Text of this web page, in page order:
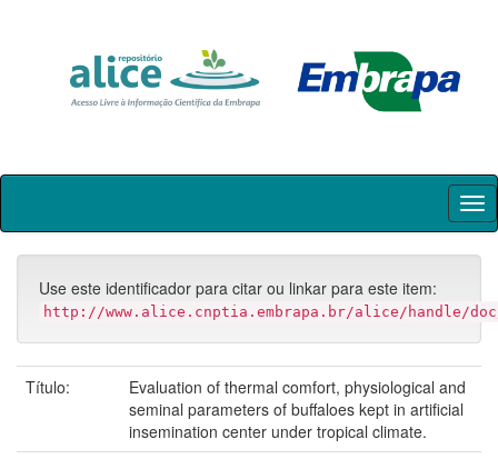
Skip
Use este identificador para citar ou linkar para este item:
http://www.alice.cnptia.embrapa.br/alice/handle/doc/
Título:
Evaluation of thermal comfort, physiological and
seminal parameters of buffaloes kept in artificial
insemination center under tropical climate.